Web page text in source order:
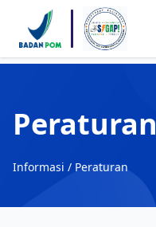
Peraturan
Informasi / Peraturan